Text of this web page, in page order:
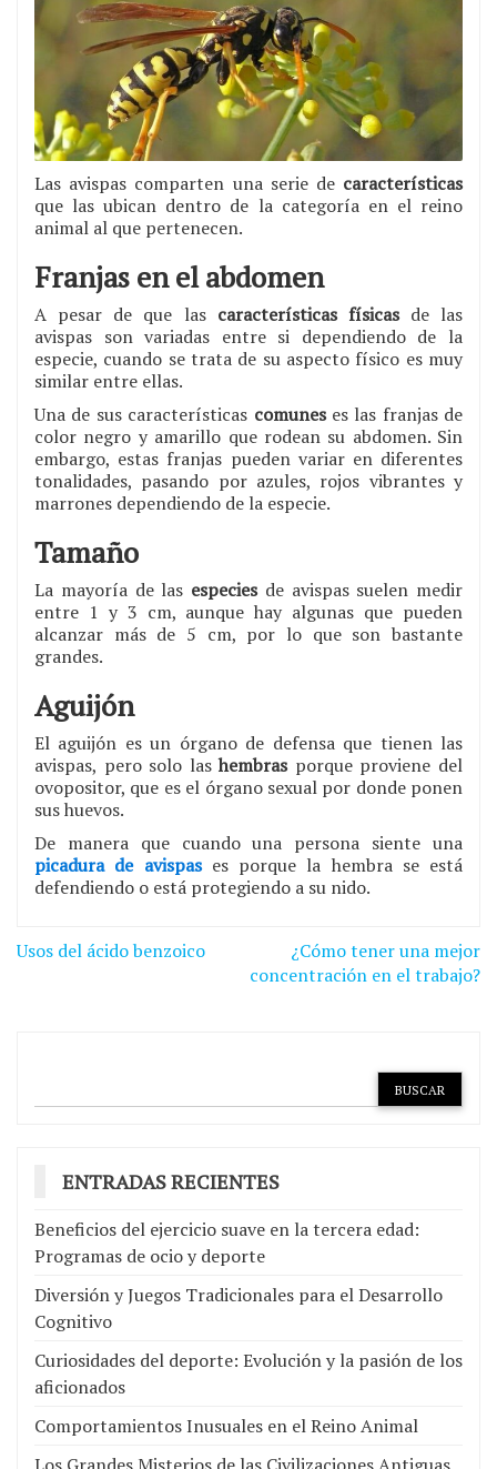
Las avispas comparten una serie de características
que las ubican dentro de la categoría en el reino
animal al que pertenecen.
Franjas en el abdomen
A pesar de que las características físicasde las
avispas son variadas entre si dependiendo de la
especie, cuando se trata de su aspecto físico es muy
similar entre ellas.
Una de sus características comuneses las franjas de
color negro y amarillo que rodean su abdomen. Sin
embargo, estas franjas pueden variar en diferentes
tonalidades, pasando por azules, rojos vibrantes y
marrones dependiendo de la especie.
Tamaño
La mayoría de las especiesde avispas suelen medir
entre 1 y 3 cm, aunque hay algunas que pueden
alcanzar más de 5 cm, por lo que son bastante
grandes.
Aguijón
El aguijón es un órgano de defensa que tienen las
avispas, pero solo lashembrasporque proviene del
ovopositor, que es el órgano sexual por donde ponen
sus huevos.
De manera que cuando una persona siente una
picadura de avispases porque la hembra se está
defendiendo o está protegiendo a su nido.
Navegación
Usos del ácido benzoico
¿Cómo tener una mejor
concentración en el trabajo?
ENTRADAS RECIENTES
Beneficios del ejercicio suave en la tercera edad:
Programas de ocio y deporte
Diversión y Juegos Tradicionales para el Desarrollo
Cognitivo
Curiosidades del deporte: Evolución y la pasión de los
aficionados
Comportamientos Inusuales en el Reino Animal